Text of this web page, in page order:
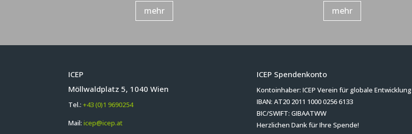
mehr mehr
ICEP
Möllwaldplatz 5, 1040 Wien
Tel.:+43 (0)1 9690254
Mail:icep@icep.at
ICEP Spendenkonto
Kontoinhaber: ICEP Verein für globale Entwicklung
IBAN: AT20 2011 1000 0256 6133
BIC/SWIFT: GIBAATWW
Herzlichen Dank für Ihre Spende!